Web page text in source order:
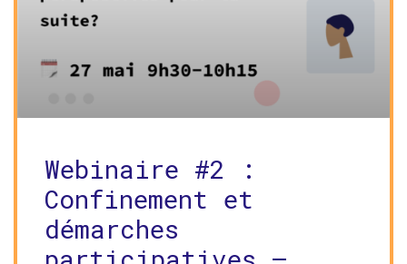
Webinaire #2 :
Confinement et
démarches